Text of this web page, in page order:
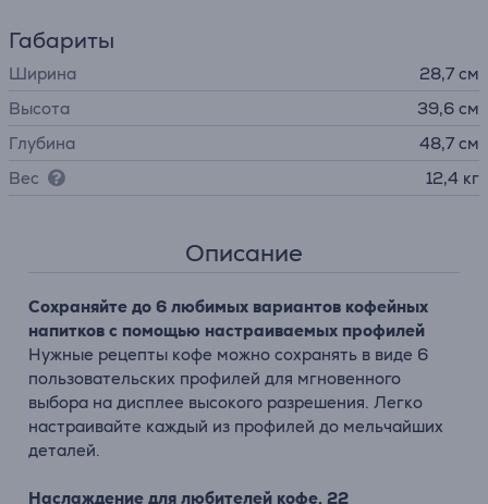
Габариты
Ширина
28,7 см
Высота
39,6 см
Глубина
48,7 см
Вес
12,4 кг
Описание
Сохраняйте до 6 любимых вариантов кофейных
напитков с помощью настраиваемых профилей
Нужные рецепты кофе можно сохранять в виде 6
пользовательских профилей для мгновенного
выбора на дисплее высокого разрешения. Легко
настраивайте каждый из профилей до мельчайших
деталей.
Наслаждение для любителей кофе, 22